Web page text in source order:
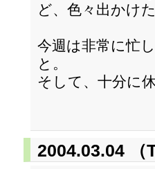
ど、色々出かけ
今週は非常に忙
と。
そして、十分に
2004.03.04 （